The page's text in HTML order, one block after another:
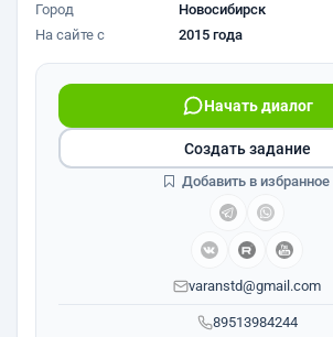
Город
Новосибирск
На сайте с
2015 года
89513984244
Начать диалог
varanstd@gmail.com
Создать задание
Добавить в избранное